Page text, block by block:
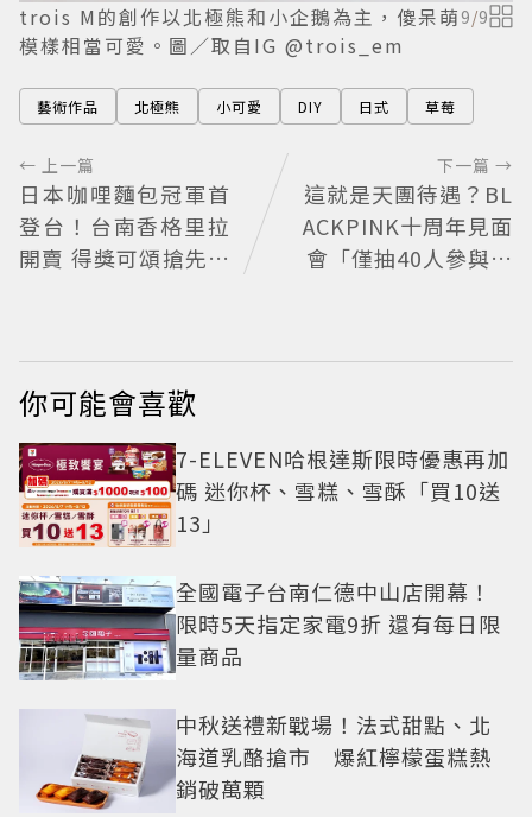
trois M的創作以北極熊和小企鵝為主，傻呆萌
模樣相當可愛。圖／取自IG @trois_em
9/9
藝術作品 北極熊 小可愛 DIY 日式 草莓
← 上一篇
日本咖哩麵包冠軍首
登台！台南香格里拉
開賣 得獎可頌搶先日
下一篇 →
這就是天團待遇？BL
ACKPINK十周年見面
會「僅抽40人參與」
你可能會喜歡
7-ELEVEN哈根達斯限時優惠再加
碼 迷你杯、雪糕、雪酥「買10送
13」
全國電子台南仁德中山店開幕！
限時5天指定家電9折 還有每日限
量商品
中秋送禮新戰場！法式甜點、北
海道乳酪搶市 爆紅檸檬蛋糕熱
銷破萬顆